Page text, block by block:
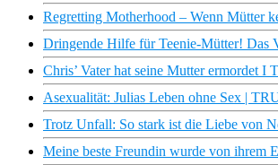
Regretting Motherhood – Wenn Mütter
Dringende Hilfe für Teenie-Mütter! Das
Chris’ Vater hat seine Mutter ermordet
Asexualität: Julias Leben ohne Sex |
Trotz Unfall: So stark ist die Liebe von
Meine beste Freundin wurde von ihrem